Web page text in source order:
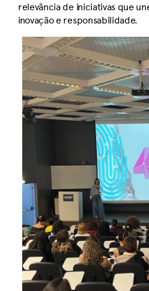
relevância de iniciativas que
inovação e responsabilidade.